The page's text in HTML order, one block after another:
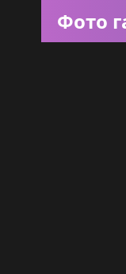
Фото